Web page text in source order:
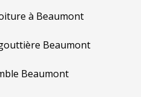
à Beaumont
Beaumont
Beaumont